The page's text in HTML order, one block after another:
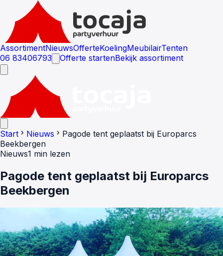
AssortimentNieuwsOfferteKoelingMeubilairTenten
06 83406793
Offerte startenBekijk assortiment
Start chevron_right Nieuws chevron_right Pagode tent geplaatst bij Europarcs
Beekbergen
Nieuws1 min lezen
Pagode tent geplaatst bij Europarcs
Beekbergen